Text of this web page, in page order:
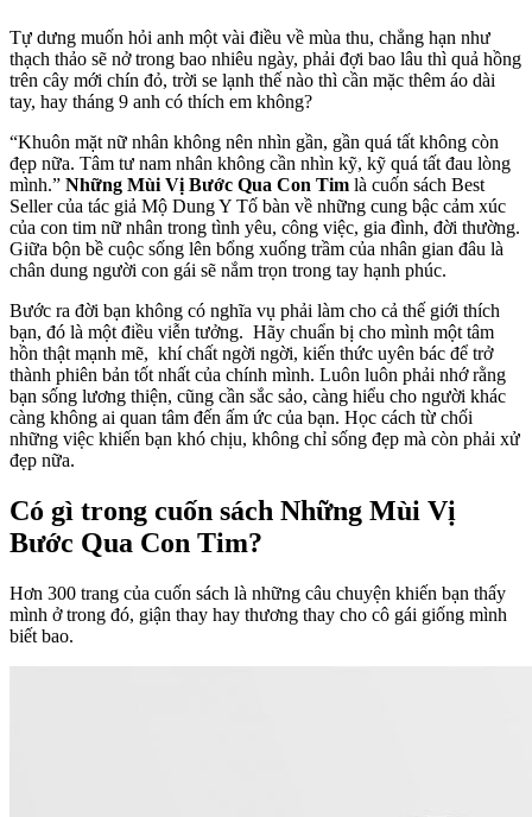
Tự dưng muốn hỏi anh một vài điều về mùa thu, chẳng hạn như
thạch thảo sẽ nở trong bao nhiêu ngày, phải đợi bao lâu thì quả hồng
trên cây mới chín đỏ, trời se lạnh thế nào thì cần mặc thêm áo dài
tay, hay tháng 9 anh có thích em không?
“Khuôn mặt nữ nhân không nên nhìn gần, gần quá tất không còn
đẹp nữa. Tâm tư nam nhân không cần nhìn kỹ, kỹ quá tất đau lòng
mình.” Những Mùi Vị Bước Qua Con Tim là cuốn sách Best
Seller của tác giả Mộ Dung Y Tố bàn về những cung bậc cảm xúc
của con tim nữ nhân trong tình yêu, công việc, gia đình, đời thường.
Giữa bộn bề cuộc sống lên bổng xuống trầm của nhân gian đâu là
chân dung người con gái sẽ nắm trọn trong tay hạnh phúc.
Bước ra đời bạn không có nghĩa vụ phải làm cho cả thế giới thích
bạn, đó là một điều viễn tưởng. Hãy chuẩn bị cho mình một tâm
hồn thật mạnh mẽ, khí chất ngời ngời, kiến thức uyên bác để trở
thành phiên bản tốt nhất của chính mình. Luôn luôn phải nhớ rằng
bạn sống lương thiện, cũng cần sắc sảo, càng hiểu cho người khác
càng không ai quan tâm đến ấm ức của bạn. Học cách từ chối
những việc khiến bạn khó chịu, không chỉ sống đẹp mà còn phải xử
đẹp nữa.
Có gì trong cuốn sách Những Mùi Vị
Bước Qua Con Tim?
Hơn 300 trang của cuốn sách là những câu chuyện khiến bạn thấy
mình ở trong đó, giận thay hay thương thay cho cô gái giống mình
biết bao.